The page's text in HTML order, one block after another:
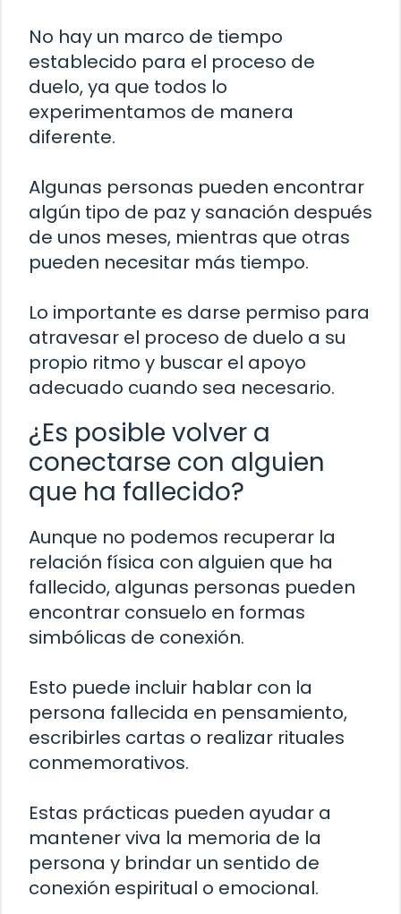
No hay un marco de tiempo
establecido para el proceso de
duelo, ya que todos lo
experimentamos de manera
diferente.
Algunas personas pueden encontrar
algún tipo de paz y sanación después
de unos meses, mientras que otras
pueden necesitar más tiempo.
Lo importante es darse permiso para
atravesar el proceso de duelo a su
propio ritmo y buscar el apoyo
adecuado cuando sea necesario.
¿Es posible volver a
conectarse con alguien
que ha fallecido?
Aunque no podemos recuperar la
relación física con alguien que ha
fallecido, algunas personas pueden
encontrar consuelo en formas
simbólicas de conexión.
Esto puede incluir hablar con la
persona fallecida en pensamiento,
escribirles cartas o realizar rituales
conmemorativos.
Estas prácticas pueden ayudar a
mantener viva la memoria de la
persona y brindar un sentido de
conexión espiritual o emocional.